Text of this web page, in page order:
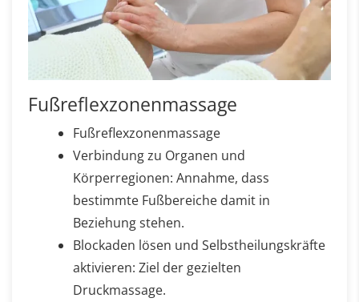
Fußreflexzonenmassage
Fußreflexzonenmassage
Verbindung zu Organen und
Körperregionen: Annahme, dass
bestimmte Fußbereiche damit in
Beziehung stehen.
Blockaden lösen und Selbstheilungskräfte
aktivieren: Ziel der gezielten
Druckmassage.